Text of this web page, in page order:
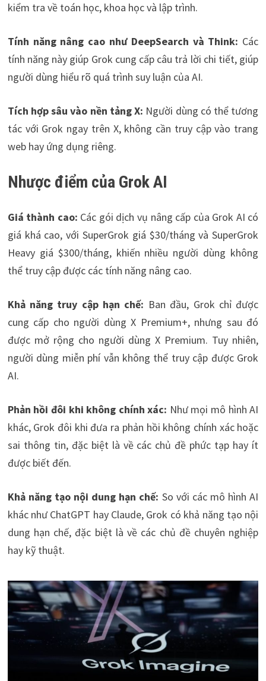
kiểm tra về toán học, khoa học và lập trình.
Tính năng nâng cao như DeepSearch và Think: Các
tính năng này giúp Grok cung cấp câu trả lời chi tiết, giúp
người dùng hiểu rõ quá trình suy luận của AI.
Tích hợp sâu vào nền tảng X: Người dùng có thể tương
tác với Grok ngay trên X, không cần truy cập vào trang
web hay ứng dụng riêng.
Nhược điểm của Grok AI
Giá thành cao: Các gói dịch vụ nâng cấp của Grok AI có
giá khá cao, với SuperGrok giá $30/tháng và SuperGrok
Heavy giá $300/tháng, khiến nhiều người dùng không
thể truy cập được các tính năng nâng cao.
Khả năng truy cập hạn chế: Ban đầu, Grok chỉ được
cung cấp cho người dùng X Premium+, nhưng sau đó
được mở rộng cho người dùng X Premium. Tuy nhiên,
người dùng miễn phí vẫn không thể truy cập được Grok
AI.
Phản hồi đôi khi không chính xác: Như mọi mô hình AI
khác, Grok đôi khi đưa ra phản hồi không chính xác hoặc
sai thông tin, đặc biệt là về các chủ đề phức tạp hay ít
được biết đến.
Khả năng tạo nội dung hạn chế: So với các mô hình AI
khác như ChatGPT hay Claude, Grok có khả năng tạo nội
dung hạn chế, đặc biệt là về các chủ đề chuyên nghiệp
hay kỹ thuật.